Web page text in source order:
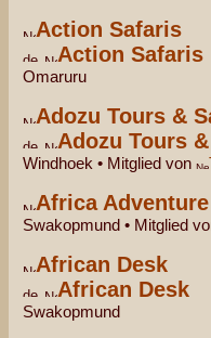
Action Safaris
Action Safaris
Omaruru
Adozu Tours &
Adozu Tours
Windhoek • Mitglied von
Africa
Swakopmund • Mitglied
African Desk
African Desk
Swakopmund